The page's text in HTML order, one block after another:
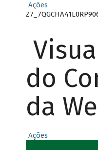
Ações
do
da
Ações